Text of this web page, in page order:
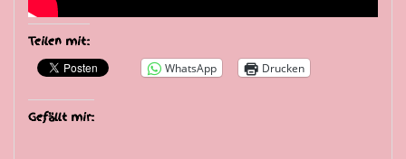
Teilen mit:
WhatsApp Drucken
Gefällt mir: